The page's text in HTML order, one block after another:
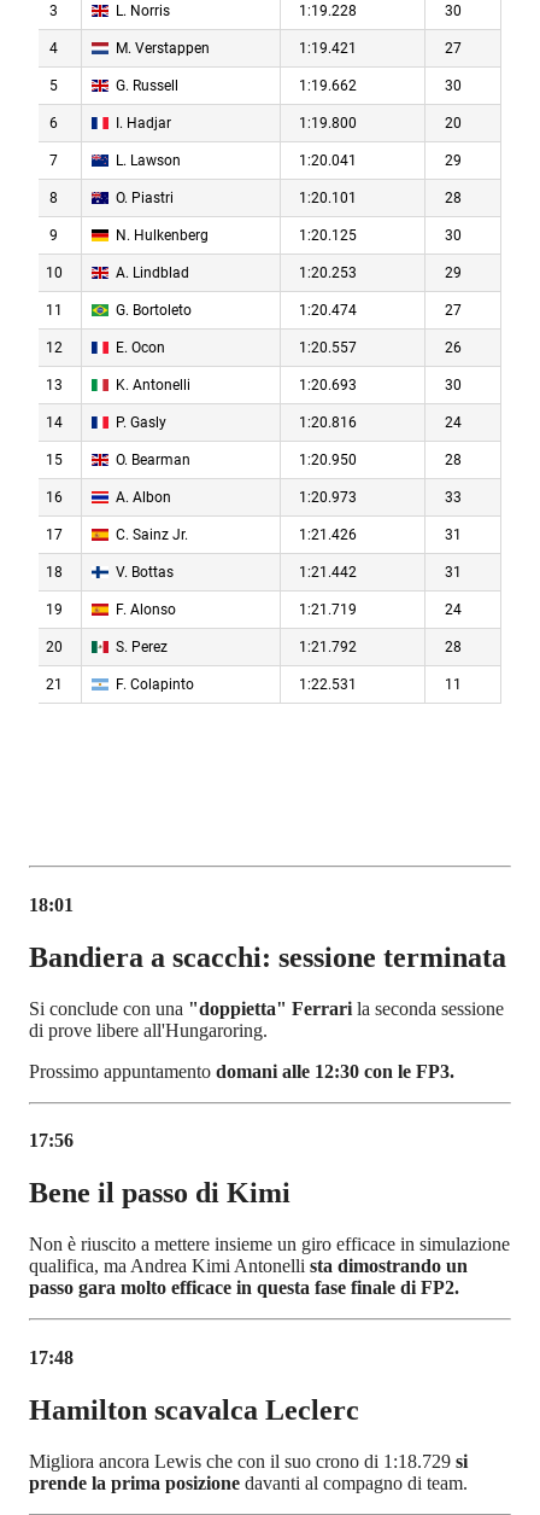
18:01
Bandiera a scacchi: sessione terminata
Si conclude con una "doppietta" Ferrari la seconda sessione
di prove libere all'Hungaroring.
Prossimo appuntamento domani alle 12:30 con le FP3.
17:56
Bene il passo di Kimi
Non è riuscito a mettere insieme un giro efficace in simulazione
qualifica, ma Andrea Kimi Antonelli sta dimostrando un
passo gara molto efficace in questa fase finale di FP2.
17:48
Hamilton scavalca Leclerc
Migliora ancora Lewis che con il suo crono di 1:18.729 si
prende la prima posizione davanti al compagno di team.